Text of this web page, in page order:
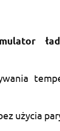
użycia